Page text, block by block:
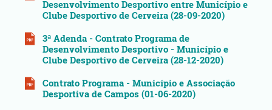
Desenvolvimento Desportivo entre Município e
Clube Desportivo de Cerveira (28-09-2020)
3ª Adenda - Contrato Programa de
Desenvolvimento Desportivo - Município e
Clube Desportivo de Cerveira (28-12-2020)
Contrato Programa - Município e Associação
Desportiva de Campos (01-06-2020)